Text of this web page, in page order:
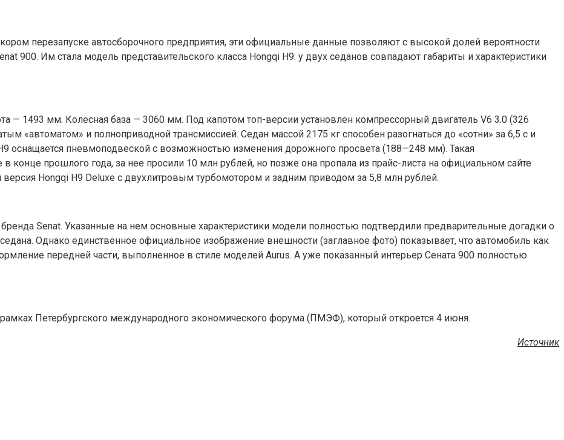
перезапуске автосборочного предприятия, эти официальные данные позволяют с высокой долей вероятности
900. Им стала модель представительского класса Hongqi H9: у двух седанов совпадают габариты и характеристики
1493 мм. Колесная база — 3060 мм. Под капотом топ-версии установлен компрессорный двигатель V6 3.0 (326
«автоматом» и полноприводной трансмиссией. Седан массой 2175 кг способен разогнаться до «сотни» за 6,5 с и
оснащается пневмоподвеской с возможностью изменения дорожного просвета (188—248 мм). Такая
конце прошлого года, за нее просили 10 млн рублей, но позже она пропала из прайс-листа на официальном сайте
версия Hongqi H9 Deluxe с двухлитровым турбомотором и задним приводом за 5,8 млн рублей.
Senat. Указанные на нем основные характеристики модели полностью подтвердили предварительные догадки о
Однако единственное официальное изображение внешности (заглавное фото) показывает, что автомобиль как
передней части, выполненное в стиле моделей Aurus. А уже показанный интерьер Сената 900 полностью
Петербургского международного экономического форума (ПМЭФ), который откроется 4 июня.
Источник